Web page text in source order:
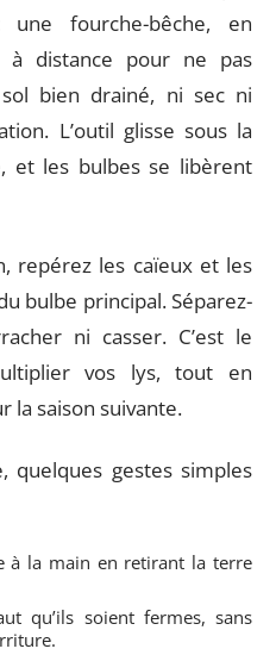
une fourche-bêche, en
distance pour ne pas
bien drainé, ni sec ni
L’outil glisse sous la
et les bulbes se libèrent
repérez les caïeux et les
bulbe principal. Séparez-
ni casser. C’est le
vos lys, tout en
la saison suivante.
quelques gestes simples
à la main en retirant la terre
qu’ils soient fermes, sans